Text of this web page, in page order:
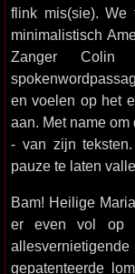
flink mis(sie).
minimalistisch
Zanger Colin
en voelen op het
aan. Met name
- van zijn
pauze te laten
Bam! Heilige
er even vol op
gepatenteerde